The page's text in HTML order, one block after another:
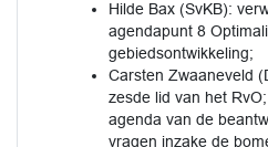
Hilde Bax (SvKB):
agendapunt 8
gebiedsontwikkeling;
Carsten Zwaaneveld
zesde lid van het
agenda van de
vragen inzake de